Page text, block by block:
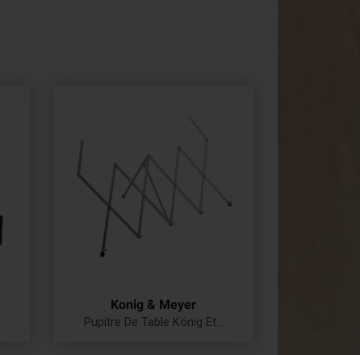
Konig & Meyer
Pupitre De Table König Et...